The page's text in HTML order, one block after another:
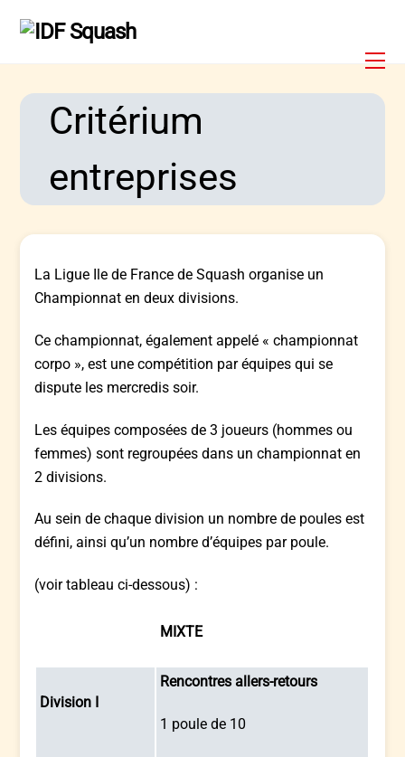
Critérium
entreprises
La Ligue Ile de France de Squash organise un
Championnat en deux divisions.
Ce championnat, également appelé « championnat
corpo », est une compétition par équipes qui se
dispute les mercredis soir.
Les équipes composées de 3 joueurs (hommes ou
femmes) sont regroupées dans un championnat en
2 divisions.
Au sein de chaque division un nombre de poules est
défini, ainsi qu’un nombre d’équipes par poule.
(voir tableau ci-dessous) :
MIXTE
Division I
Rencontres allers-retours
1 poule de 10